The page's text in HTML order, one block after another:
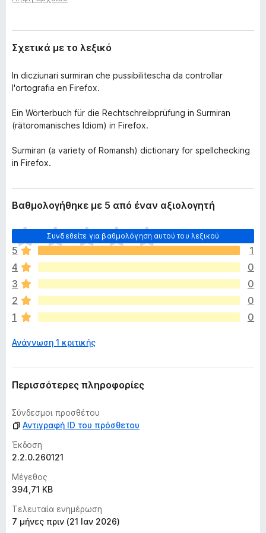
ρ
ή
γ
σ
e
f
x
έ
τ
α
σ
ς
Σχετικά με το λεξικό
In dicziunari surmiran che pussibilitescha da controllar
l'ortografia en Firefox.
Ein Wörterbuch für die Rechtschreibprüfung in Surmiran
(rätoromanisches Idiom) in Firefox.
Surmiran (a variety of Romansh) dictionary for spellchecking
in Firefox.
Βαθμολογήθηκε με 5 από έναν αξιολογητή
Συνδεθείτε για βαθμολόγηση αυτού του λεξικού
Δ
ε
ν
υ
π
ά
ρ
χ
υ
α
κ
μ
η
β
α
θ
ο
λ
ο
γ
5
1
4
0
3
0
2
0
1
0
Ανάγνωση 1 κριτικής
Περισσότερες πληροφορίες
Σύνδεσμοι προσθέτου
Αντιγραφή ID του πρόσθετου
Έκδοση
2.2.0.260121
Μέγεθος
394,71 KB
Τελευταία ενημέρωση
7 μήνες πριν (21 Ιαν 2026)